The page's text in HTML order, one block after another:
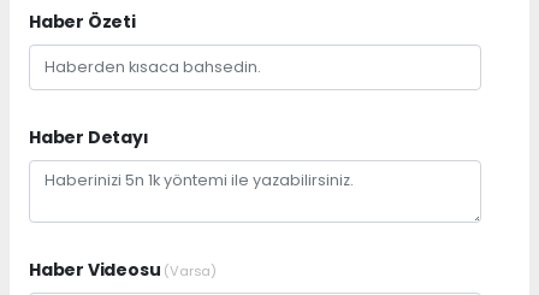
Haber Özeti
Haber Detayı
Haber Videosu (Varsa)